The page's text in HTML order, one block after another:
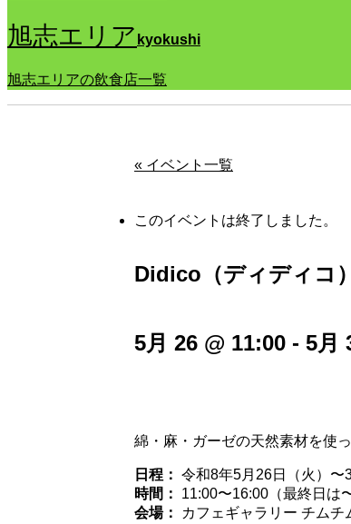
旭志エリア kyokushi
旭志エリアの飲食店一覧
« イベント一覧
このイベントは終了しました。
Didico（ディディコ
5月 26 @ 11:00 - 5月
綿・麻・ガーゼの天然素材を使
日程： 令和8年5月26日（火）〜
時間：
11:00〜16:00（最終日は
会場：
カフェギャラリー チムチ